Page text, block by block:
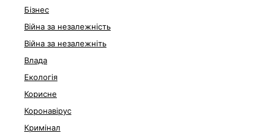
Бізнес
Війна за незалежність
Війна за незалежніть
Влада
Екологія
Корисне
Коронавірус
Кримінал